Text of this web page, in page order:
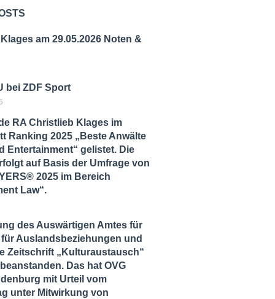
am 29.05.2026 Noten &
bei ZDF Sport
RA Christlieb Klages im
Ranking 2025 „Beste Anwälte
Entertainment“ gelistet. Die
auf Basis der Umfrage von
2025 im Bereich
Law“.
des Auswärtigen Amtes für
Auslandsbeziehungen und
Zeitschrift „Kulturaustausch“
Das hat OVG
mit Urteil vom
unter Mitwirkung von